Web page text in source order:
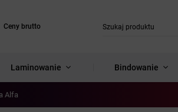
Ceny brutto
Laminowanie Bindowanie
Alfa